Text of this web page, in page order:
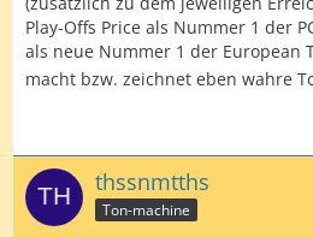
Play-Offs Price als Nummer 1 der
als neue Nummer 1 der European
macht bzw. zeichnet eben wahre
thssnmtths
Ton-machine